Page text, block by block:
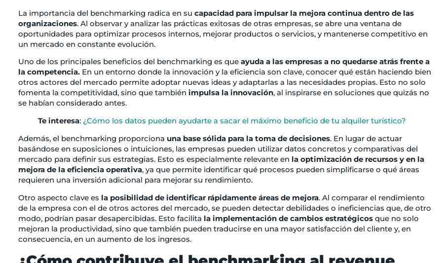
La importancia del benchmarking radica en su capacidad para impulsar la mejora continua dentro de las
organizaciones. Al observar y analizar las prácticas exitosas de otras empresas, se abre una ventana de
oportunidades para optimizar procesos internos, mejorar productos o servicios, y mantenerse competitivo en
un mercado en constante evolución.
Uno de los principales beneficios del benchmarking es que ayuda a las empresas a no quedarse atrás frente a
la competencia.En un entorno donde la innovación y la eficiencia son clave, conocer qué están haciendo bien
otros actores del mercado permite adoptar nuevas ideas y adaptarlas a las necesidades propias. Esto no solo
fomenta la competitividad, sino que también impulsa la innovación, al inspirarse en soluciones que quizás no
se habían considerado antes.
Te interesa: ¿Cómo los datos pueden ayudarte a sacar el máximo beneficio de tu alquiler turístico?
Además, el benchmarking proporciona una base sólida para la toma de decisiones. En lugar de actuar
basándose en suposiciones o intuiciones, las empresas pueden utilizar datos concretos y comparativas del
mercado para definir sus estrategias. Esto es especialmente relevante en la optimización de recursos y en la
mejora de la eficiencia operativa, ya que permite identificar qué procesos pueden simplificarse o qué áreas
requieren una inversión adicional para mejorar su rendimiento.
Otro aspecto clave es la posibilidad de identificar rápidamente áreas de mejora. Al comparar el rendimiento
de la empresa con el de otros actores del mercado, se pueden detectar debilidades o ineficiencias que, de otro
modo, podrían pasar desapercibidas. Esto facilita la implementación de cambios estratégicosque no solo
mejoran la productividad, sino que también pueden traducirse en una mayor satisfacción del cliente y, en
consecuencia, en un aumento de los ingresos.